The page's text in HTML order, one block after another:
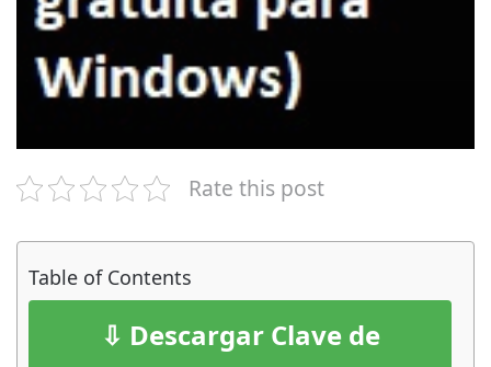
Rate this post
Table of Contents
⇩ Descargar Clave de